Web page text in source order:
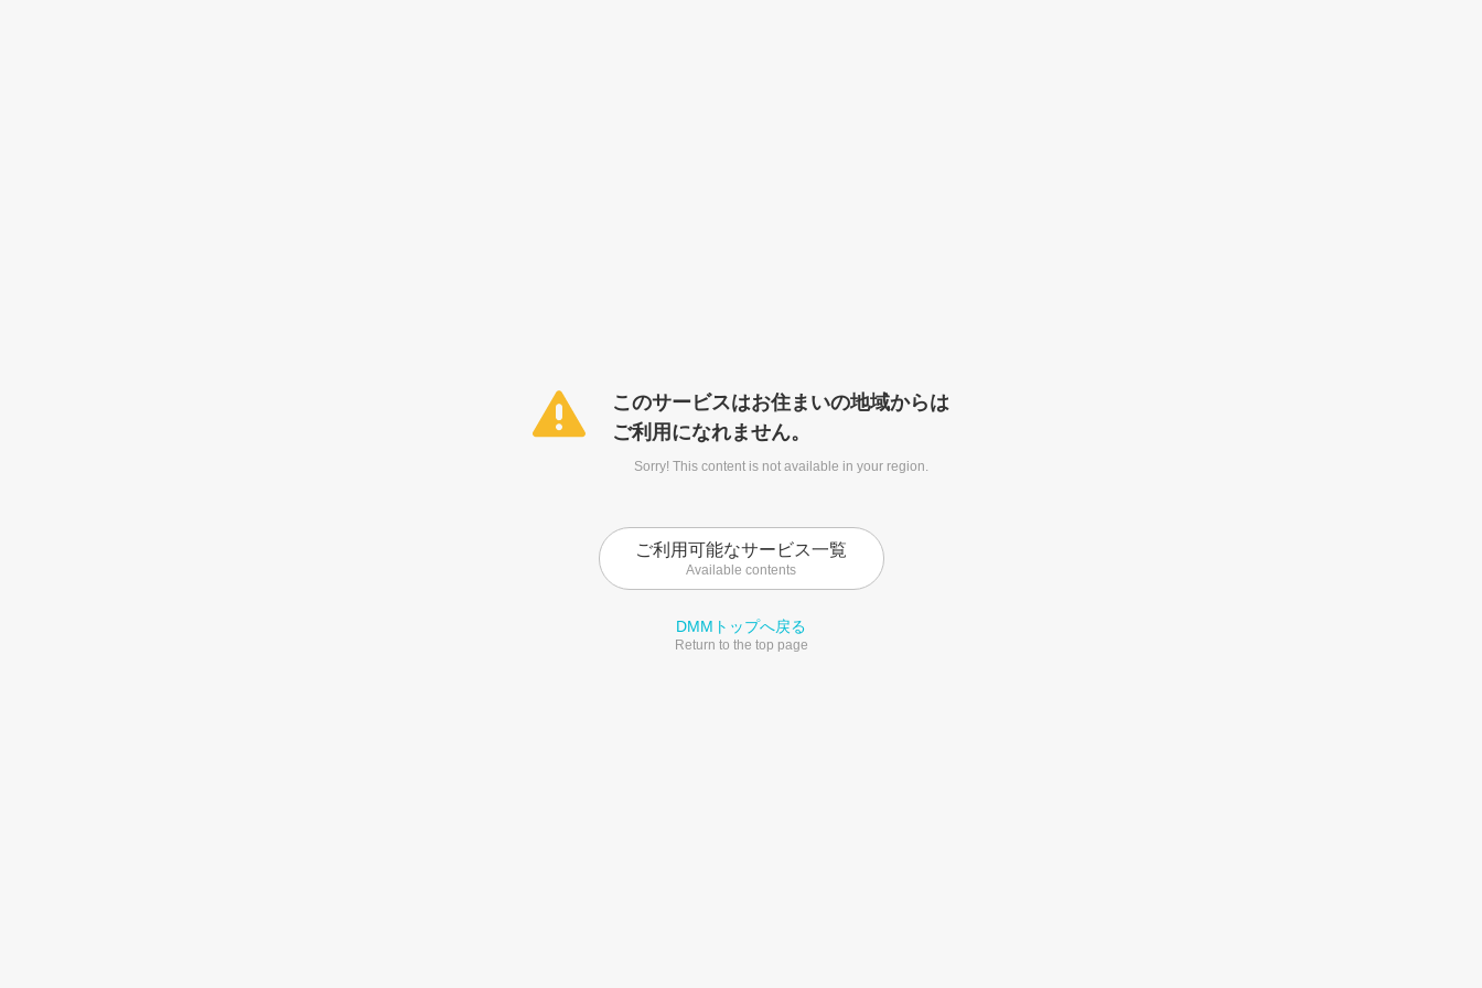
このサービスはお住まいの地域からは
ご利用になれません。
Sorry! This content is not available in your region.
ご利用可能なサービス一覧
Available contents
DMMトップへ戻る
Return to the top page